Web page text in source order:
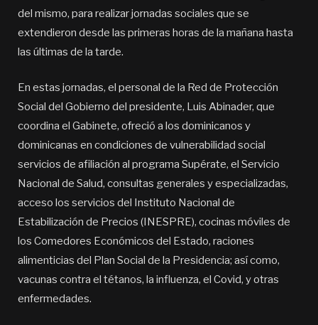
del mismo, para realizar jornadas sociales que se
extendieron desde las primeras horas de la mañana hasta
las últimas de la tarde.
En estas jornadas, el personal de la Red de Protección
Social del Gobierno del presidente, Luis Abinader, que
coordina el Gabinete, ofreció a los dominicanos y
dominicanas en condiciones de vulnerabilidad social
servicios de afiliación al programa Supérate, el Servicio
Nacional de Salud, consultas generales y especializadas,
acceso los servicios del Instituto Nacional de
Estabilización de Precios (INESPRE), cocinas móviles de
los Comedores Económicos del Estado, raciones
alimenticias del Plan Social de la Presidencia; así como,
vacunas contra el tétanos, la influenza, el Covid, y otras
enfermedades.